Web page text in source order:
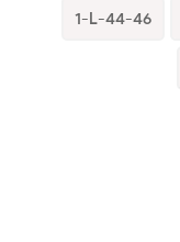
1-L-44-46